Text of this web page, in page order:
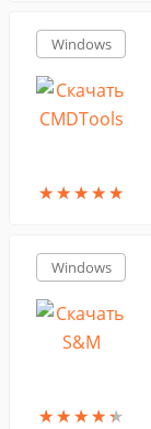
Windows
★★★★★
★★★★★
Windows
★★★★★
★★★★★